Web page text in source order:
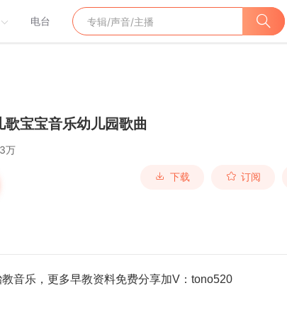
电台
歌宝宝音乐幼儿园歌曲
万
下载 订阅
音乐，更多早教资料免费分享加V：tono520